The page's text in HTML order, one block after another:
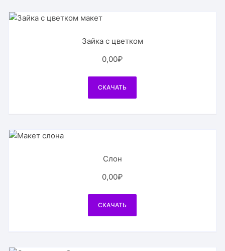
Зайка с цветком
0,00₽
СКАЧАТЬ
Слон
0,00₽
СКАЧАТЬ